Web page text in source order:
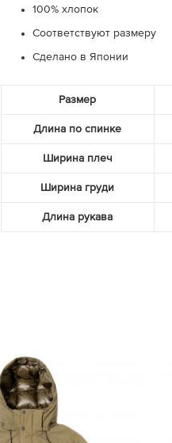
100% хлопок
Соответствуют размеру
Сделано в Японии
Размер
Длина по спинке
Ширина плеч
Ширина груди
Длина рукава